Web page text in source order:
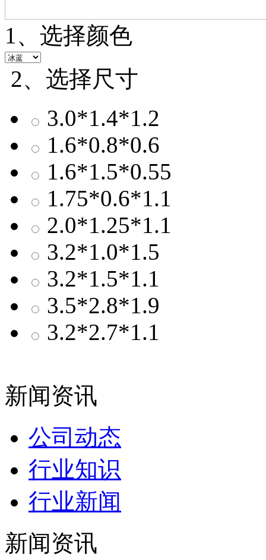
1、选择颜色
2、选择尺寸
3.0*1.4*1.2
1.6*0.8*0.6
1.6*1.5*0.55
1.75*0.6*1.1
2.0*1.25*1.1
3.2*1.0*1.5
3.2*1.5*1.1
3.5*2.8*1.9
3.2*2.7*1.1
新闻资讯
公司动态
行业知识
行业新闻
新闻资讯